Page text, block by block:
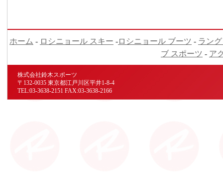
ホーム - ロシニョール スキー -ロシニョール ブーツ - ラン
ブ スポーツ - ア
株式会社鈴木スポーツ
〒132-0035 東京都江戸川区平井1-8-4
TEL:03-3638-2151 FAX:03-3638-2166